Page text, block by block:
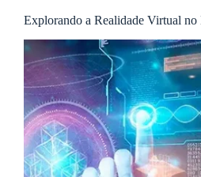
Explorando a Realidade Virtual